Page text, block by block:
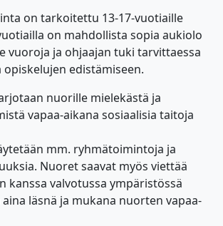
on tarkoitettu 13-17-vuotiaille
on mahdollista sopia aukiolo
vuoroja ja ohjaajan tuki tarvittaessa
edistämiseen.
nuorille mielekästä ja
vapaa-aikana sosiaalisia taitoja
mm. ryhmätoimintoja ja
Nuoret saavat myös viettää
kanssa valvotussa ympäristössä
läsnä ja mukana nuorten vapaa-